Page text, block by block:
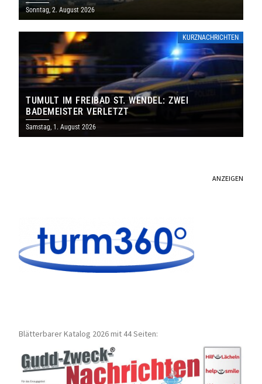
SAARLAND
Sonntag, 2. August 2026
KURZNACHRICHTEN
TUMULT IM FREIBAD ST. WENDEL: ZWEI
BADEMEISTER VERLETZT
Samstag, 1. August 2026
ANZEIGEN
Blätterbarer Katalog 2026 mit 44 Seiten: